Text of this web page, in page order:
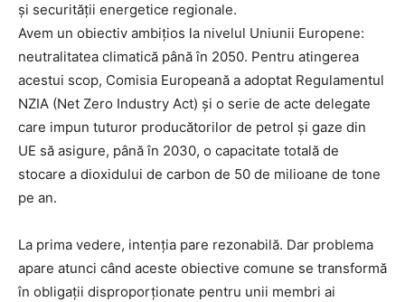
și securității energetice regionale.
Avem un obiectiv ambițios la nivelul Uniunii Europene:
neutralitatea climatică până în 2050. Pentru atingerea
acestui scop, Comisia Europeană a adoptat Regulamentul
NZIA (Net Zero Industry Act) și o serie de acte delegate
care impun tuturor producătorilor de petrol și gaze din
UE să asigure, până în 2030, o capacitate totală de
stocare a dioxidului de carbon de 50 de milioane de tone
pe an.
La prima vedere, intenția pare rezonabilă. Dar problema
apare atunci când aceste obiective comune se transformă
în obligații disproporționate pentru unii membri ai